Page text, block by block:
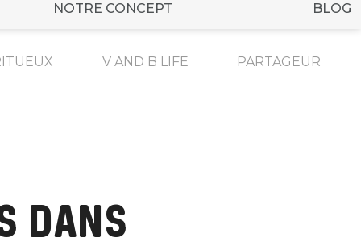
NOTRE CONCEPT BLOG
V AND B LIFE PARTAGEUR
DANS